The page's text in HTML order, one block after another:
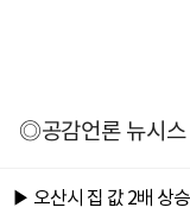
◎공감언론 뉴시스